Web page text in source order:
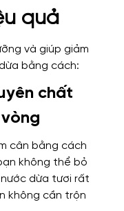
quả
và giúp giảm
bằng cách:
chất
cân bằng cách
không thể bỏ
dừa tươi rất
không cần trộn